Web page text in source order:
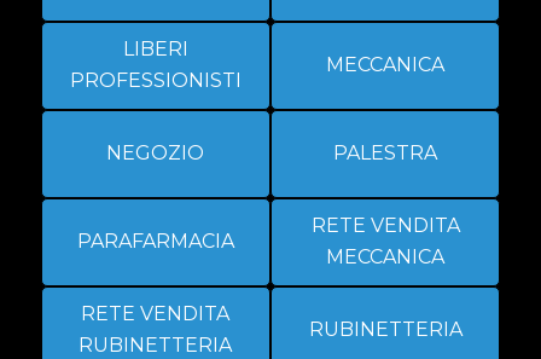
LIBERI
PROFESSIONISTI
MECCANICA
NEGOZIO PALESTRA
PARAFARMACIA
RETE VENDITA
MECCANICA
RETE VENDITA
RUBINETTERIA
RUBINETTERIA